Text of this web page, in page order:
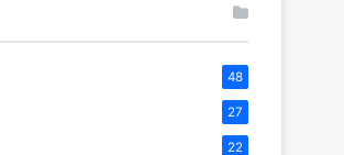
48
27
22